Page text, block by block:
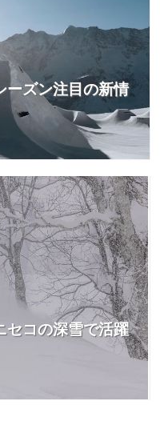
ーズン注目の新情
セコの深雪で活躍